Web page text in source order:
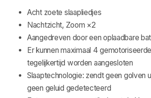
Acht zoete slaapliedjes
Nachtzicht, Zoom ×2
Aangedreven door een oplaadbare
Er kunnen maximaal 4
tegelijkertijd worden aangesloten
Slaaptechnologie: zendt geen golven
geen geluid gedetecteerd